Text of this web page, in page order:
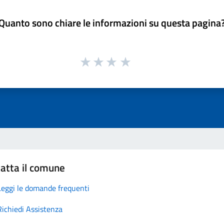
sono chiare le informazioni su questa
il comune
le domande frequenti
Assistenza